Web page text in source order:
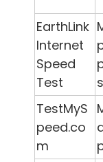
EarthLink
Internet
Speed ​​
Test
TestMyS
peed.co
m